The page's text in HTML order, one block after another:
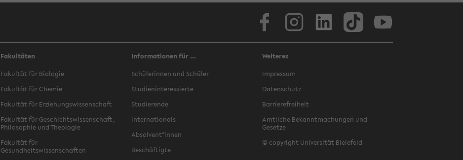
Fakultäten
Fakultät für Biologie
Fakultät für Chemie
Fakultät für Erziehungswissenschaft
Fakultät für Geschichtswissenschaft,
Philosophie und Theologie
Fakultät für
Gesundheitswissenschaften
Informationen für ...
Schülerinnen und Schüler
Studieninteressierte
Studierende
Internationals
Absolvent*innen
Beschäftigte
Weiteres
Impressum
Datenschutz
Barrierefreiheit
Amtliche Bekanntmachungen und
Gesetze
© copyright Universität Bielefeld